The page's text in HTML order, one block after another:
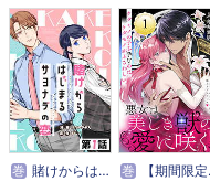
巻 賭けからはじまるサヨナラの恋【単話版】 巻 【期間限定無料】悪女は美しき獣の愛に咲く（単話版）